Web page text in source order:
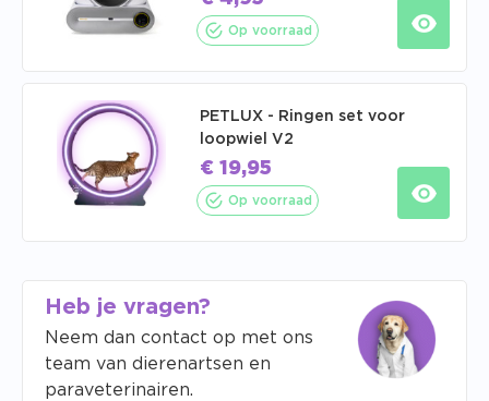
Op voorraad
PETLUX - Ringen set voor
loopwiel V2
€ 19,95
Op voorraad
Heb je vragen?
Neem dan contact op met ons
team van dierenartsen en
paraveterinairen.